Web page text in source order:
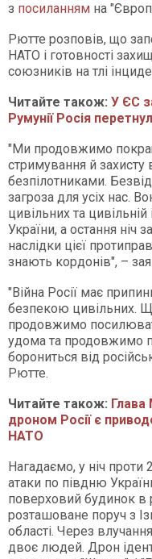
з посиланням на
Рютте розповів, що
НАТО і готовності
союзників на тлі
Читайте також: У ЄС
Румунії Росія
"Ми продовжимо
стримування й захисту
безпілотниками.
загроза для усіх нас.
цивільних та цивільній
України, а остання ніч
наслідки цієї
знають кордонів", –
"Війна Росії має
безпекою цивільних.
продовжимо
удома та продовжимо
борониться від
Рютте.
Читайте також: Глава
дроном Росії є
НАТО
Нагадаємо, у ніч проти
атаки по півдню
поверховий будинок в
розташоване поруч з
області. Через
двоє людей. Дрон